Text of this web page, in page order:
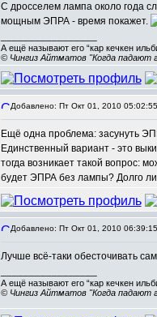
С дросселем лампа около года
мощным ЭПРА - время покажет.
А ещё называют его “кар кечкен
© Чингиз Айтматов "Когда падают
Добавлено: Пт Окт 01, 2010 05:02:55
Ещё одна проблема: засунуть
Единственный вариант - это
тогда возникает такой вопрос:
будет ЭПРА без лампы? Долго
Добавлено: Пт Окт 01, 2010 06:39:15
Лучше всё-таки обесточивать
А ещё называют его “кар кечкен
© Чингиз Айтматов "Когда падают